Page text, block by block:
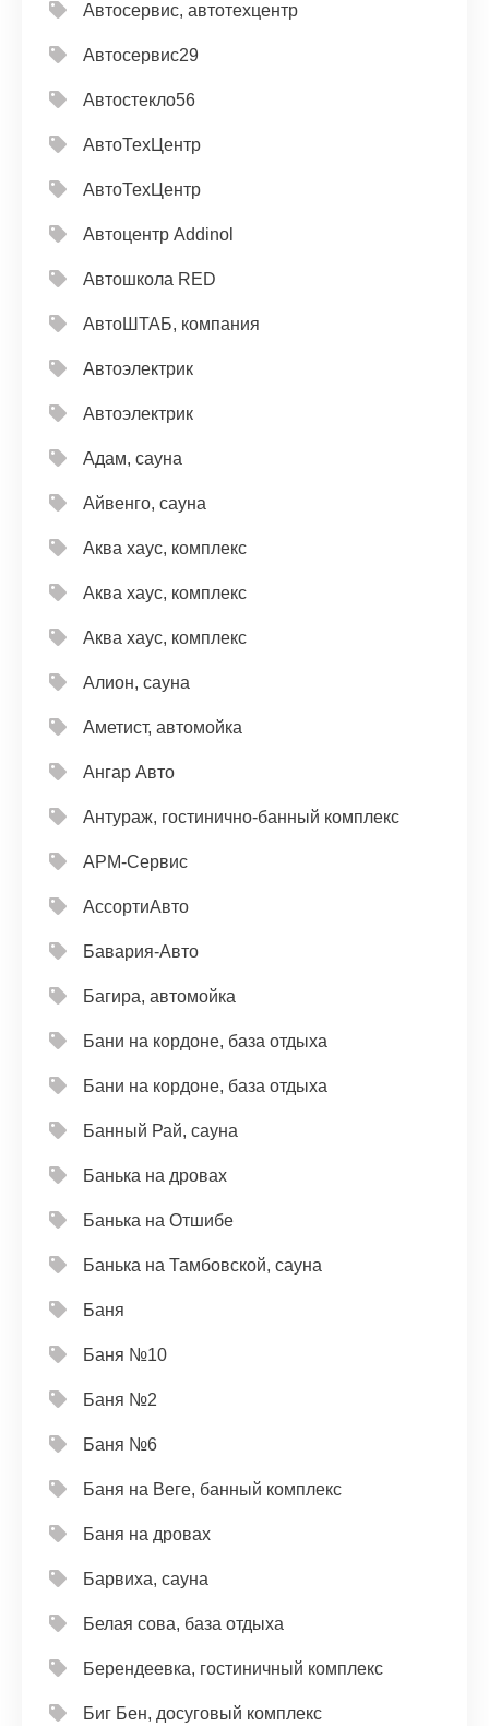
Автосервис, автотехцентр
Автосервис29
Автостекло56
АвтоТехЦентр
АвтоТехЦентр
Автоцентр Addinol
Автошкола RED
АвтоШТАБ, компания
Автоэлектрик
Автоэлектрик
Адам, сауна
Айвенго, сауна
Аква хаус, комплекс
Аква хаус, комплекс
Аква хаус, комплекс
Алион, сауна
Аметист, автомойка
Ангар Авто
Антураж, гостинично-банный комплекс
АРМ-Сервис
АссортиАвто
Бавария-Авто
Багира, автомойка
Бани на кордоне, база отдыха
Бани на кордоне, база отдыха
Банный Рай, сауна
Банька на дровах
Банька на Отшибе
Банька на Тамбовской, сауна
Баня
Баня №10
Баня №2
Баня №6
Баня на Веге, банный комплекс
Баня на дровах
Барвиха, сауна
Белая сова, база отдыха
Берендеевка, гостиничный комплекс
Биг Бен, досуговый комплекс